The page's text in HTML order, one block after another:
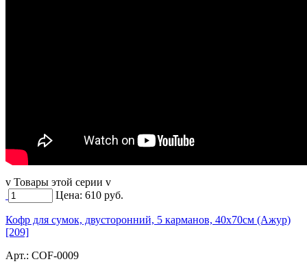
v Товары этой серии v
Цена: 610 руб.
Кофр для сумок, двусторонний, 5 карманов, 40х70см (Ажур)
[209]
Арт.: COF-0009